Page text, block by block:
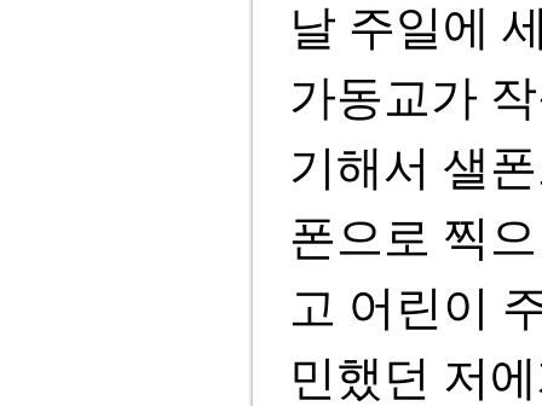
날 주일에
가동교가
기해서 샐
폰으로 찍
고 어린이
민했던 저